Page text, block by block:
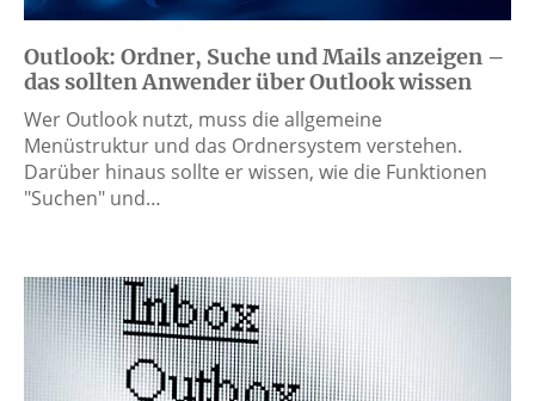
Outlook: Ordner, Suche und Mails anzeigen –
das sollten Anwender über Outlook wissen
Wer Outlook nutzt, muss die allgemeine
Menüstruktur und das Ordnersystem verstehen.
Darüber hinaus sollte er wissen, wie die Funktionen
"Suchen" und…